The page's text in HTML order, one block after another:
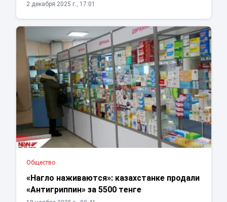
2 декабря 2025 г., 17:01
Общество
«Нагло наживаются»: казахстанке продали
«Антигриппин» за 5500 тенге